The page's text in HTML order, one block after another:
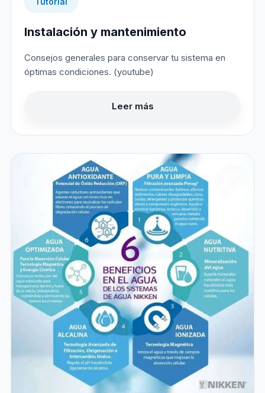
Instalación y mantenimiento
Consejos generales para conservar tu sistema en
óptimas condiciones. (youtube)
Leer más